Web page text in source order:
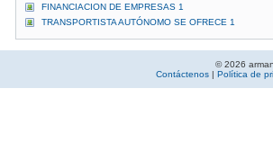
FINANCIACION DE EMPRESAS 1
TRANSPORTISTA AUTÓNOMO SE OFRECE 1
© 2026
Contáctenos | Política de